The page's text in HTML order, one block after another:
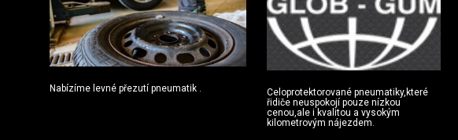
Nabízíme levné přezutí pneumatik .
Celoprotektorované pneumatiky,které
řidiče neuspokojí pouze nízkou
cenou,ale i kvalitou a vysokým
kilometrovým nájezdem.